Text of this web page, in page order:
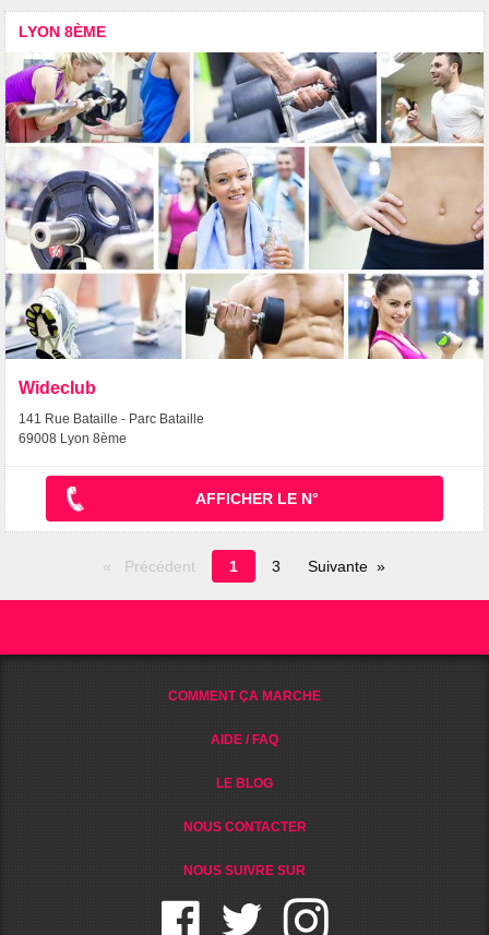
LYON 8ÈME
Wideclub
141 Rue Bataille - Parc Bataille
69008 Lyon 8ème
AFFICHER LE N°
Précédent
Page
en
1 3 Suivante
COMMENT ÇA MARCHE
AIDE / FAQ
LE BLOG
NOUS CONTACTER
NOUS SUIVRE SUR